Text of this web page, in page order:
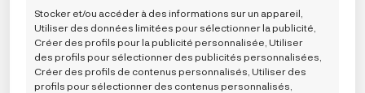
Stocker et/ou accéder à des informations sur un appareil,
Utiliser des données limitées pour sélectionner la publicité,
Créer des profils pour la publicité personnalisée, Utiliser
des profils pour sélectionner des publicités personnalisées,
Créer des profils de contenus personnalisés, Utiliser des
profils pour sélectionner des contenus personnalisés,